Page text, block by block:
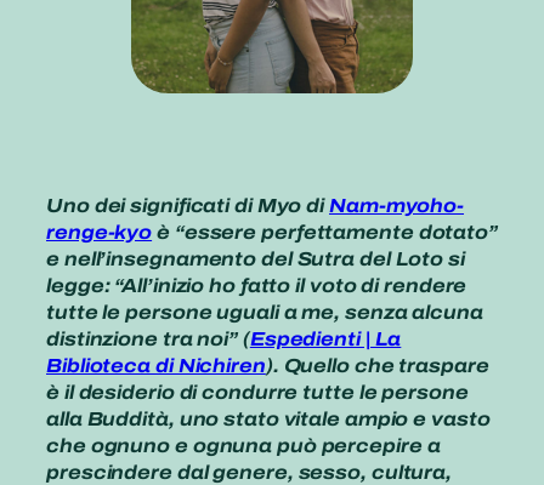
Uno dei significati di Myo diNam-myoho-
renge-kyo è “essere perfettamente dotato”
e nell’insegnamento del Sutra del Loto si
legge: “All’inizio ho fatto il voto di rendere
tutte le persone uguali a me, senza alcuna
distinzione tra noi” (Espedienti | La
Biblioteca di Nichiren). Quello che traspare
è il desiderio di condurre tutte le persone
alla Buddità, uno stato vitale ampio e vasto
che ognuno e ognuna può percepire a
prescindere dal genere, sesso, cultura,